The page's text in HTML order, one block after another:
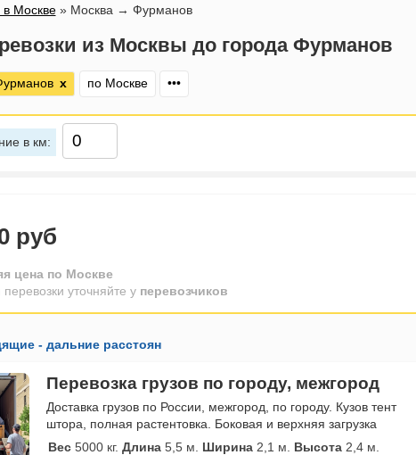
в Москве» Москва → Фурманов
из Москвы до города Фурманов
х по Москве •••
в км:
руб
цена по Москве
уточняйте у перевозчиков
Перевозка грузов по городу, межгород
Доставка грузов по России, межгород, по городу. Кузов тент
штора, полная растентовка. Боковая и верхняя загрузка
Вес 5000 кг. Длина 5,5 м. Ширина 2,1 м. Высота 2,4 м.